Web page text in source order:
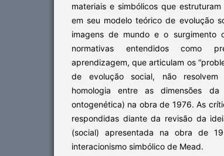
materiais e simbólicos que
em seu modelo teórico de evolução
imagens de mundo e o surgimento
normativas entendidos como
aprendizagem, que articulam os
de evolução social, não resolvem
homologia entre as dimensões
ontogenética) na obra de 1976. As
respondidas diante da revisão da
(social) apresentada na obra de
interacionismo simbólico de Mead.